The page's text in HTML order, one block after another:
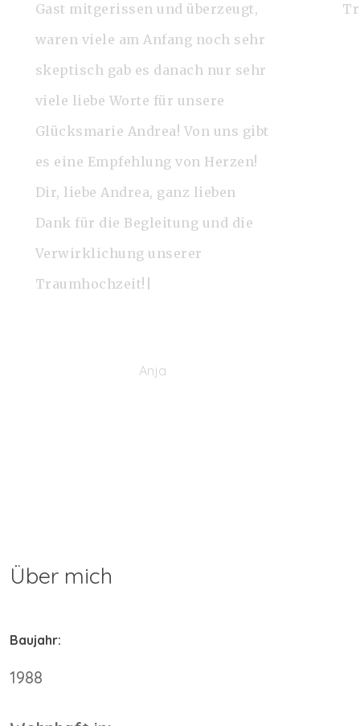
Gast mitgerissen und überzeugt,
waren viele am Anfang noch sehr
skeptisch gab es danach nur sehr
viele liebe Worte für unsere
Glücksmarie Andrea! Von uns gibt
es eine Empfehlung von Herzen!
Dir, liebe Andrea, ganz lieben
Dank für die Begleitung und die
Verwirklichung unserer
Traumhochzeit!|
Anja
Über mich
Baujahr:
1988